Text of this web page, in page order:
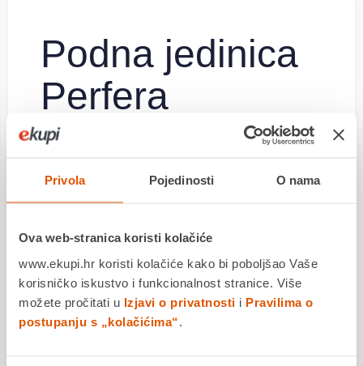
Privola Pojedinosti O nama
Ova web-stranica koristi kolačiće
www.ekupi.hr koristi kolačiće kako bi poboljšao Vaše
korisničko iskustvo i funkcionalnost stranice. Više
možete pročitati u Izjavi o privatnosti i Pravilima o
postupanju s „kolačićima“
Podna jedinica
Perfera
Klima-uređaj
Uživaj u ugodnijem domu uz napredne značajke
grijanja, hlađenja i pročišćavanja zraka
✔ Energetska učinkovitost do A++ u grijanju i
troškove
✔ Funkcija „Heat boost” za brzo zagrijavanje
prostora
✔ Zagrijava pod za bolju raspodjelu topline